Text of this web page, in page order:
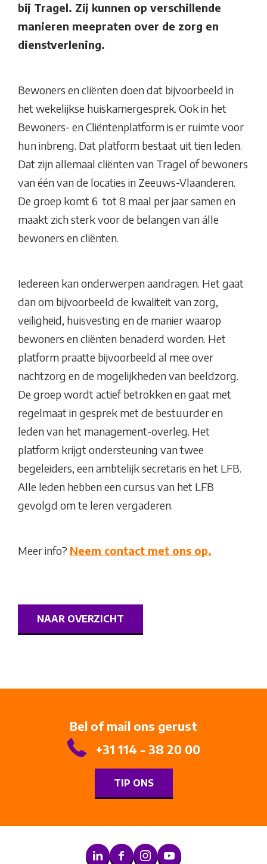
bij Tragel. Zij kunnen op verschillende
manieren meepraten over de zorg en
dienstverlening.
Bewoners en cliënten doen dat bijvoorbeeld in
het wekelijkse huiskamergesprek. Ook in het
Bewoners- en Cliëntenplatform is er ruimte voor
hun inbreng. Dat platform bestaat uit tien leden.
Dat zijn allemaal cliënten van Tragel of bewoners
van één van de locaties in Zeeuws-Vlaanderen.
De groep komt 6 tot 8 maal per jaar samen en
maakt zich sterk voor de belangen van álle
bewoners en cliënten.
Iedereen kan onderwerpen aandragen. Het gaat
dan om bijvoorbeeld de kwaliteit van zorg,
veiligheid, huisvesting en de manier waarop
bewoners en cliënten benaderd worden. Het
platform praatte bijvoorbeeld al mee over
nachtzorg en de mogelijkheden van beeldzorg.
De groep wordt actief betrokken en gaat met
regelmaat in gesprek met de bestuurder en
leden van het management-overleg. Het
platform krijgt ondersteuning van twee
begeleiders, een ambtelijk secretaris en het LFB.
Alle leden hebben een cursus van het LFB
gevolgd om te leren vergaderen.
Meer info? Neem contact met ons op.
NAAR OVERZICHT
Bel of mail ons gerust
+31 114 - 38 20 00
TIP ONS